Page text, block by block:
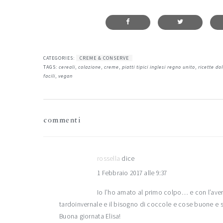
CATEGORIES:
CREME & CONSERVE
TAGS: cereali, colazione, creme, piatti tipici inglesi regno unito, ricette
facili, vegan
del
commenti
rossella dice
1 Febbraio 2017 alle 9:37
Io l’ho amato al primo colpo… e con
tardoinvernale e il bisogno di coccole e cose buone e
Buona giornata Elisa!